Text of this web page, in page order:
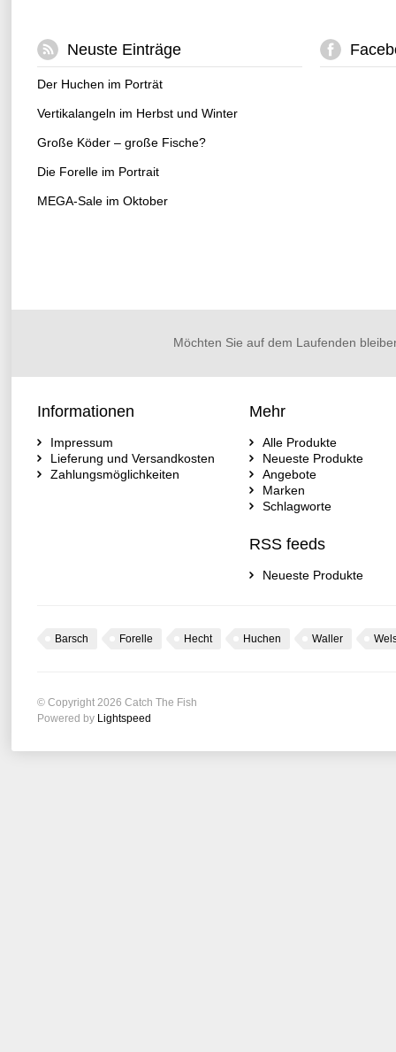
Neuste Einträge
Der Huchen im Porträt
Vertikalangeln im Herbst und Winter
Große Köder – große Fische?
Die Forelle im Portrait
MEGA-Sale im Oktober
Möchten Sie auf dem Laufenden
Informationen
Impressum
Lieferung und Versandkosten
Zahlungsmöglichkeiten
Mehr
Alle Produkte
Neueste Produkte
Angebote
Marken
Schlagworte
RSS feeds
Neueste Produkte
Barsch Forelle Hecht Huchen Waller
© Copyright 2026 Catch The Fish
Powered by Lightspeed